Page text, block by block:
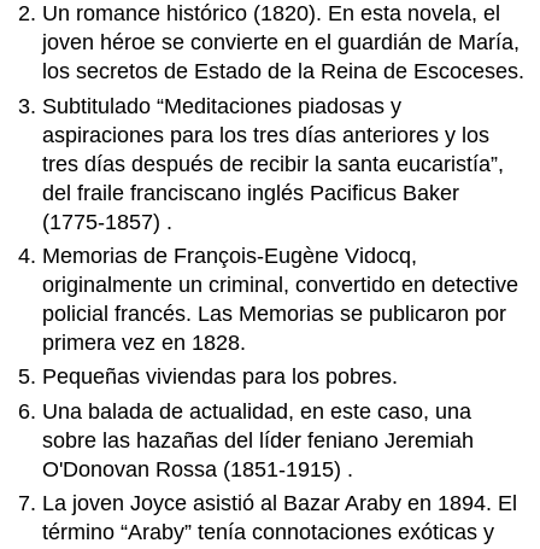
Un romance histórico (1820). En esta novela, el
joven héroe se convierte en el guardián de María,
los secretos de Estado de la Reina de Escoceses.
Subtitulado “Meditaciones piadosas y
aspiraciones para los tres días anteriores y los
tres días después de recibir la santa eucaristía”,
del fraile franciscano inglés Pacificus Baker
(1775-1857) .
Memorias de François-Eugène Vidocq,
originalmente un criminal, convertido en detective
policial francés. Las Memorias se publicaron por
primera vez en 1828.
Pequeñas viviendas para los pobres.
Una balada de actualidad, en este caso, una
sobre las hazañas del líder feniano Jeremiah
O'Donovan Rossa (1851-1915) .
La joven Joyce asistió al Bazar Araby en 1894. El
término “Araby” tenía connotaciones exóticas y